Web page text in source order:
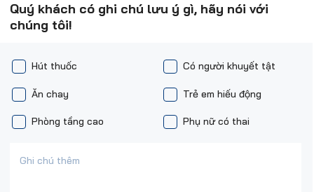
Quý khách có ghi chú lưu ý gì, hãy nói với
chúng tôi!
Hút thuốc
Phòng tầng cao
Trẻ em hiếu động
Ăn chay
Có người khuyết tật
Phụ nữ có thai